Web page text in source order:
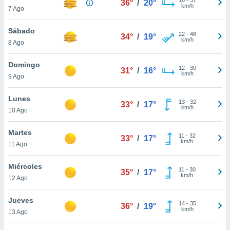
más
nuestra
y
de
disponible
cookies
aceptar
7 Ago
36° / 20°
km/h
Sábado
8 Ago
34° / 19° 22- 48
km/h
Domingo
9 Ago
31° / 16° 12- 30
km/h
Lunes
10 Ago
33° / 17° 13- 32
km/h
Martes
11 Ago
33° / 17° 11 - 32
km/h
Miércoles
12 Ago
35° / 17° 11 - 30
km/h
Jueves
13 Ago
36° / 19° 14- 35
km/h